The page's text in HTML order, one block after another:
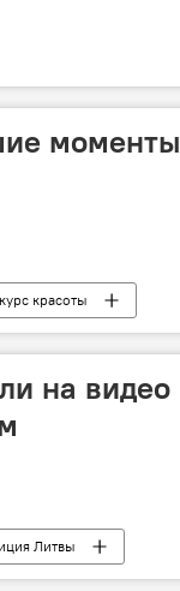
моменты
красоты
на видео
Литвы